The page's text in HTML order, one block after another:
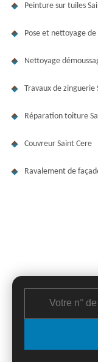
Peinture sur tuiles
Pose et nettoyage
Nettoyage
Travaux de zinguerie
Réparation toiture
Couvreur Saint Cere
Ravalement de